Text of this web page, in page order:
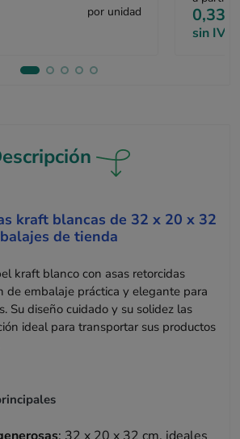
por unidad 0,33 €
sin IVA
kraft blancas de 32 x 20 x 32
de tienda
kraft blanco con asas retorcidas
de embalaje práctica y elegante para
Su diseño cuidado y su solidez las
ideal para transportar sus productos
: 32 x 20 x 32 cm, ideales